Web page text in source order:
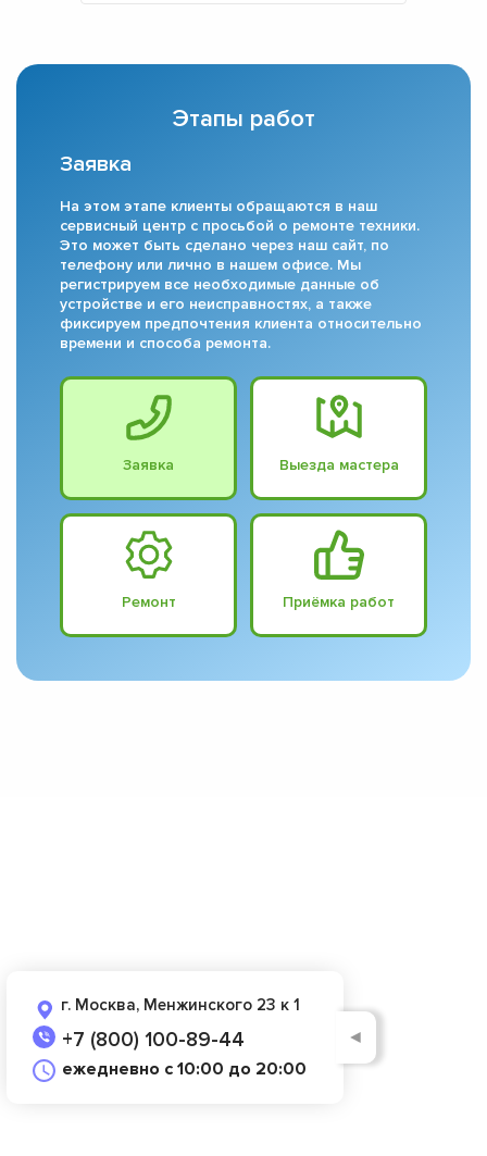
Этапы работ
Заявка
На этом этапе клиенты обращаются в наш
сервисный центр с просьбой о ремонте техники.
Это может быть сделано через наш сайт, по
телефону или лично в нашем офисе. Мы
регистрируем все необходимые данные об
устройстве и его неисправностях, а также
фиксируем предпочтения клиента относительно
времени и способа ремонта.
Заявка Выезда мастера
Ремонт Приёмка работ
г. Москва, Менжинского 23 к 1
+7 (800) 100-89-44
ежедневно с 10:00 до 20:00
◄